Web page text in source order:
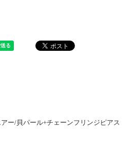
ー/貝パール+チェーンフリンジピアス